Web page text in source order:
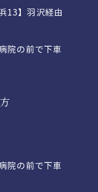
13】羽沢経由
院の前で下車
院の前で下車